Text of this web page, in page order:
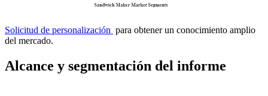
Solicitud de personalización para obtener un conocimiento amplio
del mercado.
Alcance y segmentación del informe